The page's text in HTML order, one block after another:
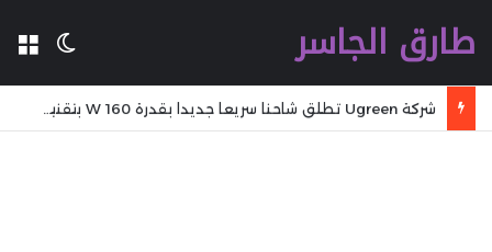
طارق الجاسر
شركة Ugreen تطلق شاحنا سريعا جديدا بقدرة 160 W بتقنية GaN مع تقنية WiFi وكابل مدمج وشاشة